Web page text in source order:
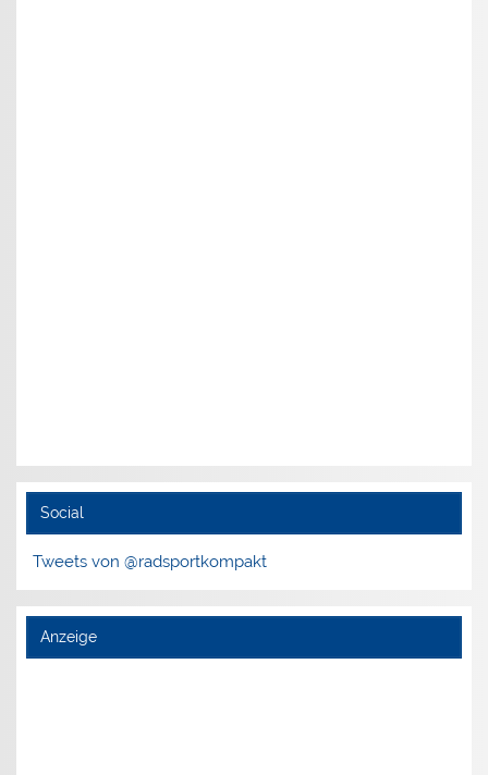
Social
Tweets von @radsportkompakt
Anzeige